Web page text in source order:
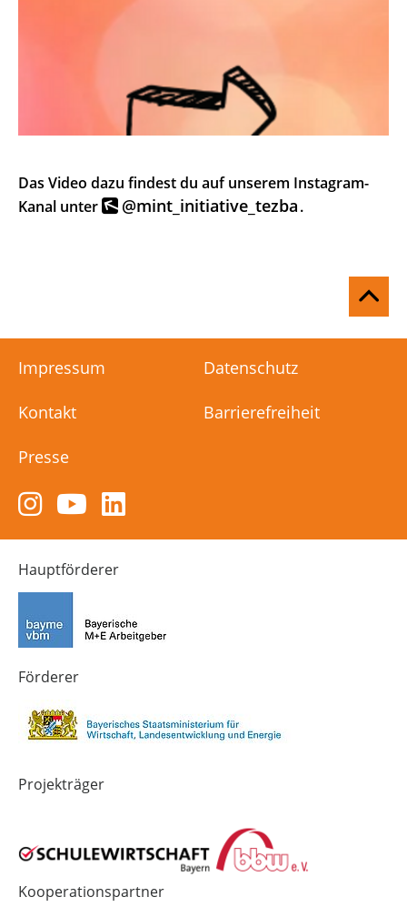
Das Video dazu findest du auf unserem Instagram-
Kanal unter
@mint_initiative_tezba.
Impressum Datenschutz
Kontakt Barrierefreiheit
Presse
Zum
Instagram-
Kanal
von
Technik-
in
Bayern
4.0
Zum
YouTube-
Kanal
von
LinkedIn-
Kanal
Hauptförderer
Förderer
Projekträger
Kooperationspartner